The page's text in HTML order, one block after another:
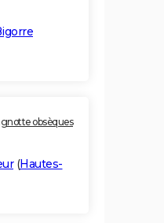
obsèques
(Hautes-